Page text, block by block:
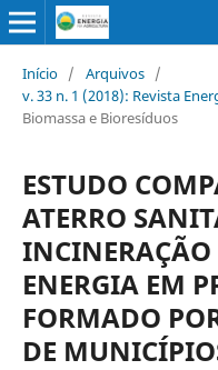
Início / Arquivos /
v. 33 n. 1 (2018): Revista
Biomassa e Bioresíduos
ESTUDO
ATERRO
INCINERAÇÃO
ENERGIA EM
FORMADO
DE